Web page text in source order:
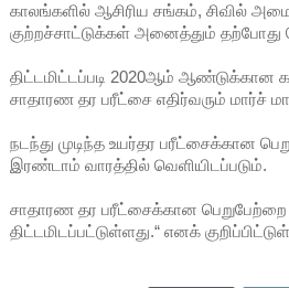
காலங்களில் ஆசிரிய சங்கம், சிவில்
குற்றச்சாட்டுக்கள் அனைத்தும் தற்போது
திட்டமிட்டப்படி 2020ஆம் ஆண்டுக்கான
சாதாரண தர பரீட்சை எதிர்வரும் மார்ச்
நடந்து முடிந்த உயர்தர பரீட்சைக்கான
இரண்டாம் வாரத்தில் வெளியிடப்படும்.
சாதாரண தர பரீட்சைக்கான
திட்டமிடப்பட்டுள்ளது.“ எனக்